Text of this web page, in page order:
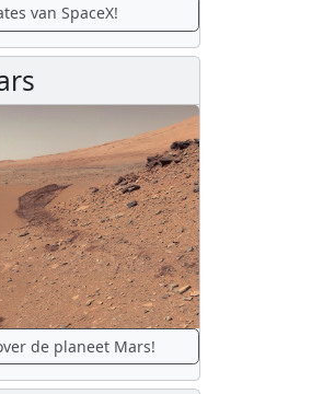
van SpaceX!
de planeet Mars!